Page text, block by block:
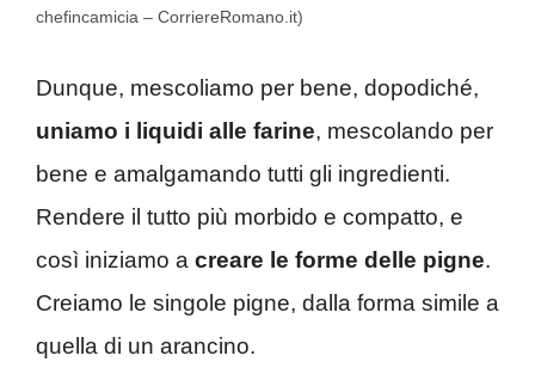
chefincamicia – CorriereRomano.it)
Dunque, mescoliamo per bene, dopodiché,
uniamo i liquidi alle farine, mescolando per
bene e amalgamando tutti gli ingredienti.
Rendere il tutto più morbido e compatto, e
così iniziamo a creare le forme delle pigne.
Creiamo le singole pigne, dalla forma simile a
quella di un arancino.